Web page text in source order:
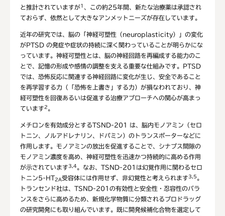
と推計されていますが1 、この約25年間、新たな治療薬は承認され
ておらず、依然として大きなアンメットニーズが存在しています。
近年の研究では、脳の「神経可塑性（neuroplasticity）」の変化
がPTSD の発症や症状の持続に深く関わっていることが明らかにな
っています。神経可塑性とは、脳の神経回路を再編成する能力のこ
とで、記憶の形成や感情の調整を支える重要な仕組みです。PTSD
では、恐怖反応に関連する神経回路に変化が生じ、安全であること
を再学習する力（「恐怖を上書き」する力）が損なわれており、神
経可塑性を回復あるいは促進する治療アプローチへの関心が高まっ
ています 2 。
メチロンを有効成分とするTSND-201 は、脳内モノアミン（セロ
トニン、ノルアドレナリン、ドパミン）のトランスポーターなどに
作用します。モノアミンの放出を促進することで、シナプス間隙の
モノアミン濃度を高め、神経可塑性を迅速かつ持続的に高める作用
が示されています 3,4 。なお、TSND-201は幻覚作用に関わるセロ
トニン5-HT2A受容体には作用せず、非幻覚性と考えられます 3,5 。
トランセンド社は、TSND-201の有効性と安全性・忍容性のバラ
ンスをさらに高めるため、新規化学物質に分類されるプロドラッグ
の研究開発にも取り組んでいます。既に開発候補化合物を選定して